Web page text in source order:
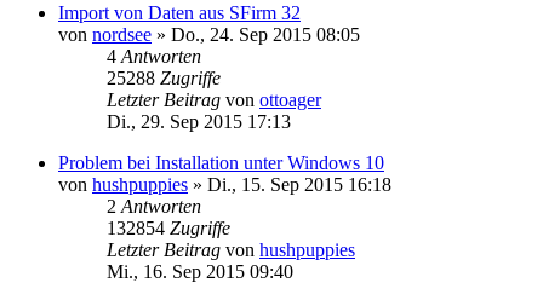
Import von Daten aus SFirm 32
von nordsee » Do., 24. Sep 2015 08:05
4 Antworten
25288 Zugriffe
Letzter Beitrag von ottoager
Di., 29. Sep 2015 17:13
Problem bei Installation unter Windows 10
von hushpuppies » Di., 15. Sep 2015 16:18
2 Antworten
132854 Zugriffe
Letzter Beitrag von hushpuppies
Mi., 16. Sep 2015 09:40